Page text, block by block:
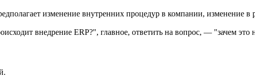
изменение внутренних процедур в компании, изменение в
внедрение ERP?", главное, ответить на вопрос, — "зачем